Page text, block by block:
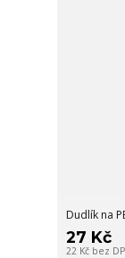
Dudlík na
27 Kč
22 Kč bez